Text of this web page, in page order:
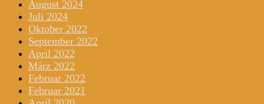
August 2024
Juli 2024
Oktober 2022
September 2022
April 2022
März 2022
Februar 2022
Februar 2021